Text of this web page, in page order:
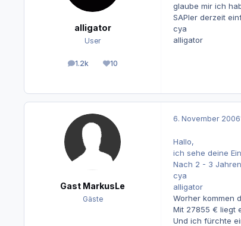
alligator
User
1.2k
Beiträge 10
Reputation
glaube mir ich
SAPler derzeit
cya
alligator
Gast MarkusLe
Gäste
6. November 2006
Hallo,
ich sehe deine
Nach 2 - 3
cya
alligator
Worher kommen
Mit 27855 € liegt
Und ich fürchte